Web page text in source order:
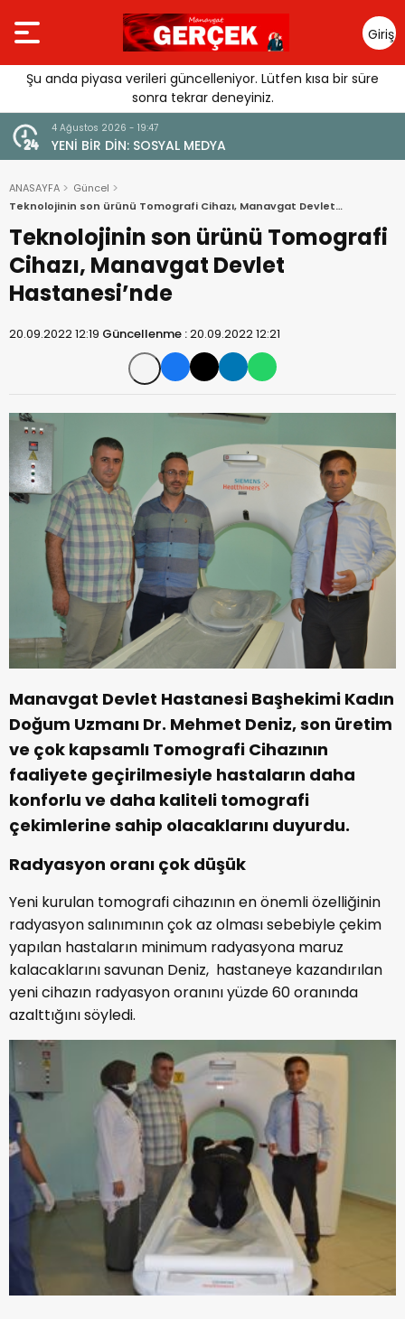
Giriş
Yap
Şu anda piyasa verileri güncelleniyor. Lütfen kısa bir süre
sonra tekrar deneyiniz.
4 Ağustos 2026 - 19:47
YENİ BİR DİN: SOSYAL MEDYA
ANASAYFA
Güncel
Teknolojinin son ürünü Tomografi Cihazı, Manavgat Devlet
Hastanesi’nde
Teknolojinin son ürünü Tomografi
Cihazı, Manavgat Devlet
Hastanesi’nde
20.09.2022 12:19 Güncellenme :20.09.2022 12:21
Manavgat Devlet Hastanesi Başhekimi Kadın
Doğum Uzmanı Dr. Mehmet Deniz, son üretim
ve çok kapsamlı Tomografi Cihazının
faaliyete geçirilmesiyle hastaların daha
konforlu ve daha kaliteli tomografi
çekimlerine sahip olacaklarını duyurdu.
Radyasyon oranı çok düşük
Yeni kurulan tomografi cihazının en önemli özelliğinin
radyasyon salınımının çok az olması sebebiyle çekim
yapılan hastaların minimum radyasyona maruz
kalacaklarını savunan Deniz, hastaneye kazandırılan
yeni cihazın radyasyon oranını yüzde 60 oranında
azalttığını söyledi.